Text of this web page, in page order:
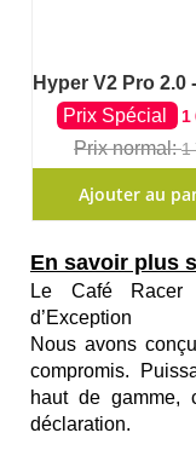
Hyper V2 Pro 2.0
Prix Spécial
1
Prix normal 1
Ajouter au
En savoir plus
Le Café Racer
d’Exception
Nous avons
compromis.
haut de gamme,
déclaration.